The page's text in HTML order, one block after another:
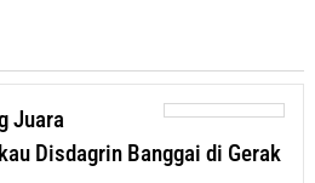
Juara
Disdagrin Banggai di Gerak